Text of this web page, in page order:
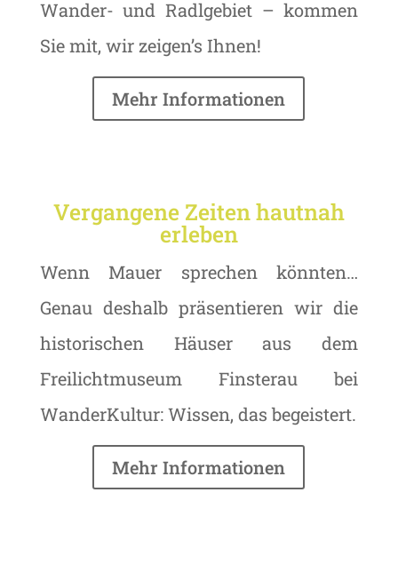
Wander- und Radlgebiet – kommen
Sie mit, wir zeigen’s Ihnen!
Mehr Informationen
Vergangene Zeiten hautnah
erleben
Wenn Mauer sprechen könnten…
Genau deshalb präsentieren wir die
historischen Häuser aus dem
Freilichtmuseum Finsterau bei
WanderKultur: Wissen, das begeistert.
Mehr Informationen